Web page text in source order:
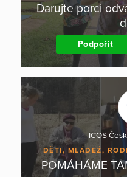
Darujte porci
Podpořit
ICOS
DĚTI, MLÁDEŽ,
POMÁHÁME